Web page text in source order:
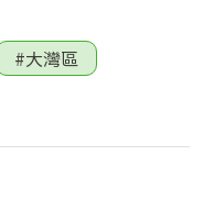
#大灣區